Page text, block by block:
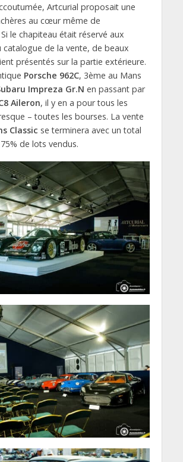
Artcurial proposait une
au cœur même de
Si le chapiteau était réservé aux
catalogue de la vente, de beaux
présentés sur la partie extérieure.
Porsche 962C, 3ème au Mans
Impreza Gr.N en passant par
Aileron, il y en a pour tous les
– toutes les bourses. La vente
Classic se terminera avec un total
de lots vendus.